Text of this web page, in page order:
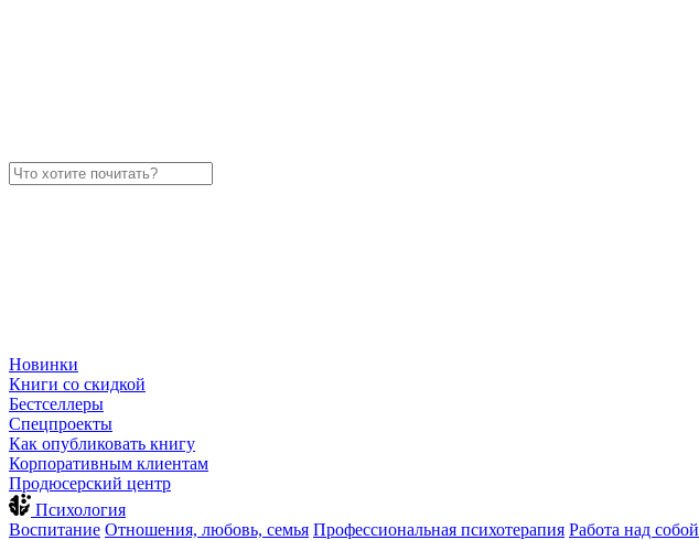
Новинки
Книги со скидкой
Бестселлеры
Спецпроекты
Как опубликовать книгу
Корпоративным клиентам
Продюсерский центр
Психология
Воспитание Отношения, любовь, семья Профессиональная психотерапия Работа над собой